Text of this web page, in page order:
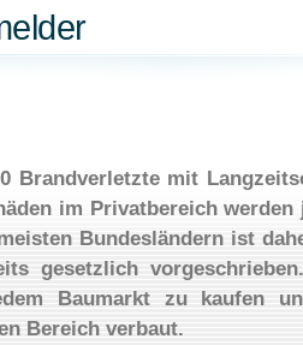
Brandverletzte mit
im Privatbereich
Bundesländern ist
gesetzlich
Baumarkt zu kaufen
Bereich verbaut.